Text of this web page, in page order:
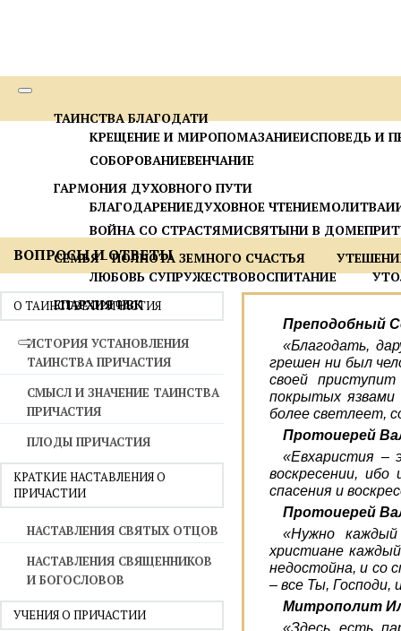
ТАИНСТВА БЛАГОДАТИ
КРЕЩЕНИЕ И МИРОПОМАЗАНИЕИСПОВЕДЬ И
СОБОРОВАНИЕВЕНЧАНИЕ
ГАРМОНИЯ ДУХОВНОГО ПУТИ
БЛАГОДАРЕНИЕДУХОВНОЕ ЧТЕНИЕМОЛИТВА
ВОЙНА СО СТРАСТЯМИСВЯТЫНИ В ДОМЕ
СЕМЬЯ - ПОЛНОТА ЗЕМНОГО СЧАСТЬЯ
ЛЮБОВЬ СУПРУЖЕСТВОВОСПИТАНИЕ
ЕПАРХИЯ НВК
ВОПРОСЫ И ОТВЕТЫ
О ТАИНСТВЕ ПРИЧАСТИЯ
ИСТОРИЯ УСТАНОВЛЕНИЯ
ТАИНСТВА ПРИЧАСТИЯ
СМЫСЛ И ЗНАЧЕНИЕ ТАИНСТВА
ПРИЧАСТИЯ
ПЛОДЫ ПРИЧАСТИЯ
КРАТКИЕ НАСТАВЛЕНИЯ О
ПРИЧАСТИИ
НАСТАВЛЕНИЯ СВЯТЫХ ОТЦОВ
НАСТАВЛЕНИЯ СВЯЩЕННИКОВ
И БОГОСЛОВОВ
УЧЕНИЯ О ПРИЧАСТИИ
Преподобный
«Благодать,
грешен ни был
своей
покрытых язвами
более светлеет,
Протоиерей
«Евхаристия –
воскресении,
спасения и
Протоиерей
«Нужно
христиане
недостойна, и со
– все Ты, Господи,
Митрополит
«Здесь есть